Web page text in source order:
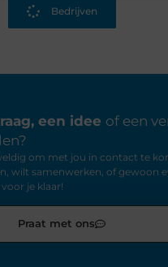
Bedrijven
een idee of een
om met jou in contact te
wilt samenwerken, of gewoon
je klaar!
Praat met ons